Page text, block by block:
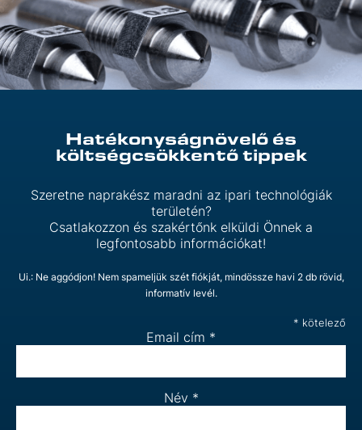
Hatékonyságnövelő és
költségcsökkentő tippek
Szeretne naprakész maradni az ipari technológiák
területén?
Csatlakozzon és szakértőnk elküldi Önnek a
legfontosabb információkat!
Ui.: Ne aggódjon! Nem spameljük szét fiókját, mindössze havi 2 db rövid,
informatív levél.
* kötelező
Email cím *
Név *